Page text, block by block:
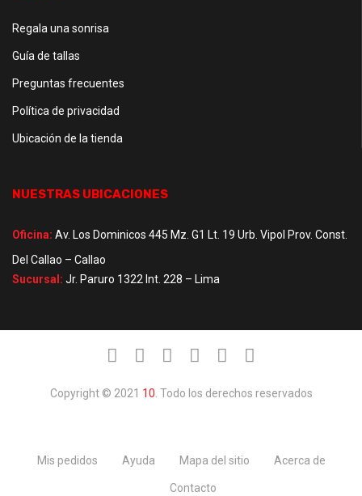
Regala una sonrisa
Guía de tallas
Preguntas frecuentes
Política de privacidad
Ubicación de la tienda
NUESTRAS UBICACIONES
Oficina: Av. Los Dominicos 445 Mz. G1 Lt. 19 Urb. Vipol Prov. Const.
Del Callao – Callao
Sucursal: Jr. Paruro 1322 Int. 228 – Lima
Copyright © 2021 10 . Todo los derechos reservados
Mis pedidos Ayuda Mapa del sitio Acerca de
Contacto